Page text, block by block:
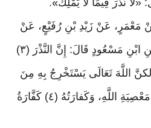
نَذْرَ فِيمَا لَا يَمْلِكُ».
عَنْ مَعْمَرٍ، عَنْ زَيْدِ بْنِ رُفَيْعٍ، عَنْ
أَبِي عُبَيْدَةَ بْنِ عَبْدِ اللَّهِ، عَنِ ابْنِ مَسْعُودٍ قَالَ: إِنَّ النَّذْرَ (٣)
اللَّهَ تَعَالَى يَسْتَخْرِجُ بِهِ مِنَ
الْبَخِيلِ، وَلَا وَفَاءَ لِنَذْرٍ فِي مَعْصِيَةِ اللَّهِ، وَكَفارَتُهُ (٤) كَفَّارَةُ